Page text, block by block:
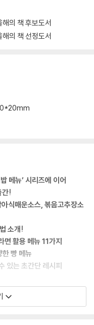
의 책 후보도서
의 책 선정도서
메뉴’ 시리즈에 이어
간!
식매운소스, 볶음고추장소
소개!
면 활용 메뉴 11가지
빵 메뉴
있는 초간단 레시피